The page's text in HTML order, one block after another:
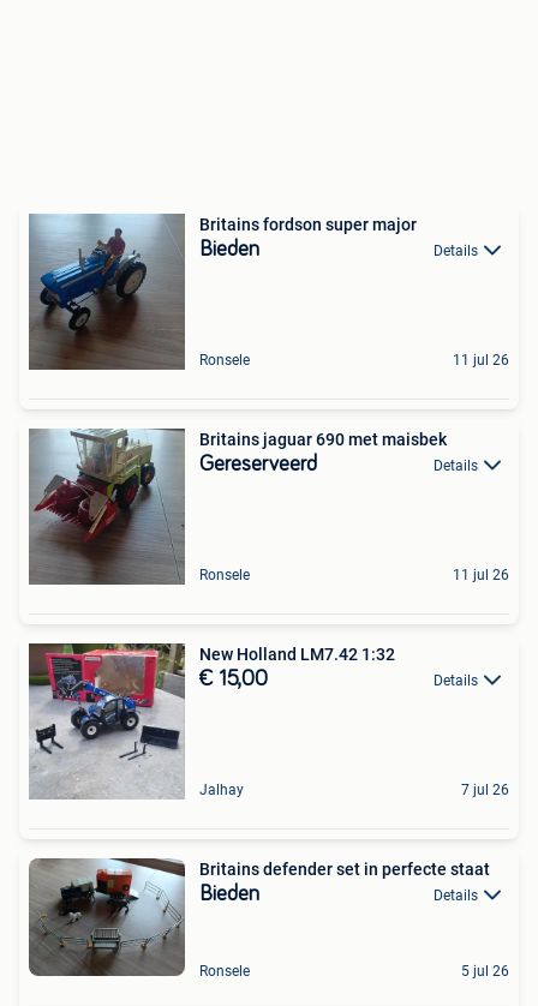
Britains fordson super major
Bieden Details
Ronsele 11 jul 26
Britains jaguar 690 met maisbek
Gereserveerd Details
Ronsele 11 jul 26
New Holland LM7.42 1:32
€ 15,00 Details
Jalhay 7 jul 26
Britains defender set in perfecte staat
Bieden Details
Ronsele 5 jul 26